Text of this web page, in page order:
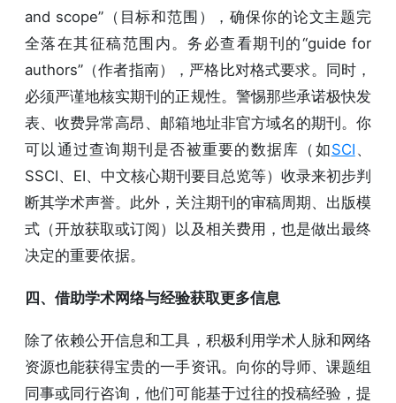
and scope”（目标和范围），确保你的论文主题完
全落在其征稿范围内。务必查看期刊的“guide for
authors”（作者指南），严格比对格式要求。同时，
必须严谨地核实期刊的正规性。警惕那些承诺极快发
表、收费异常高昂、邮箱地址非官方域名的期刊。你
可以通过查询期刊是否被重要的数据库（如SCI 、
SSCI、EI、中文核心期刊要目总览等）收录来初步判
断其学术声誉。此外，关注期刊的审稿周期、出版模
式（开放获取或订阅）以及相关费用，也是做出最终
决定的重要依据。
四、借助学术网络与经验获取更多信息
除了依赖公开信息和工具，积极利用学术人脉和网络
资源也能获得宝贵的一手资讯。向你的导师、课题组
同事或同行咨询，他们可能基于过往的投稿经验，提